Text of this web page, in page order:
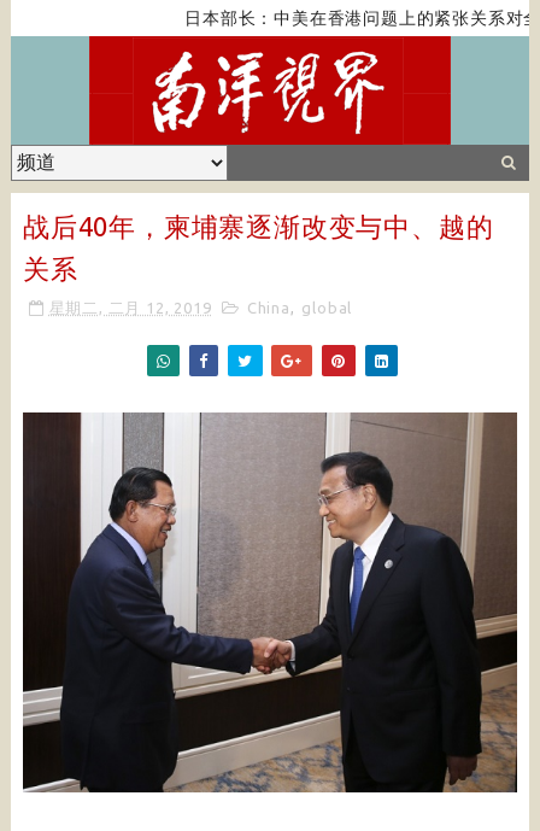
日本部长：中美在香港问题上的紧张关系对全球
战后40年，柬埔寨逐渐改变与中、越的
关系
星期二, 二月 12, 2019 China , global